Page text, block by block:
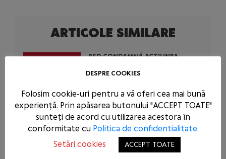
ARTICOLE SIMILARE
PSD CONDAMNĂ ACȚIUNEA
BLOCAT 771 DE MILIOANE DE EURO
PENTRU A-L SCĂPA PE
CONDAMNATUL DOMINIC FRITZ
AUTORITĂȚILOR STATULUI
ÎMPOTRIVA ABUZURILOR COMISE
DE USR ÎN TENTATIVA DE A-L SALVA
PE CONDAMNATUL DOMINIC FRITZ
DESPRE COOKIES
Folosim cookie-uri pentru a vă oferi cea mai bună
experiență. Prin apăsarea butonului "ACCEPT TOATE"
sunteți de acord cu utilizarea acestora în
conformitate cu Politica de confidentialitate.
Setări cookies
ACCEPT TOATE